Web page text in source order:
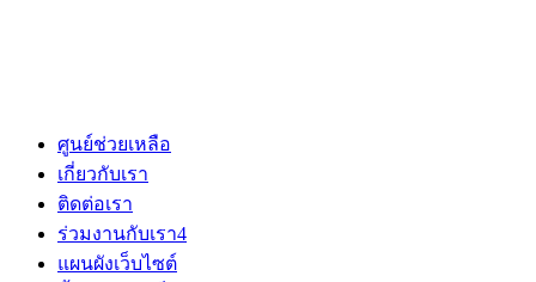
ศูนย์ช่วยเหลือ
เกี่ยวกับเรา
ติดต่อเรา
ร่วมงานกับเรา4
แผนผังเว็บไซต์